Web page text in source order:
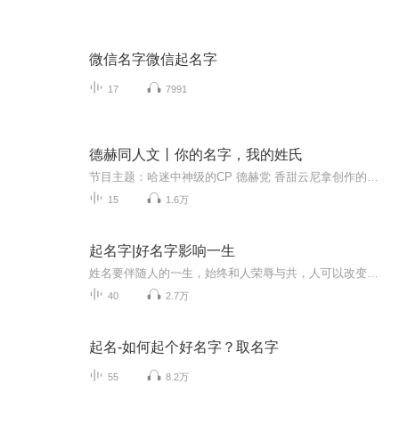
微信名字微信起名字
17 7991
德赫同人文丨你的名字，我的姓氏
15 1.6万
起名字|好名字影响一生
40 2.7万
起名-如何起个好名字？取名字
55 8.2万